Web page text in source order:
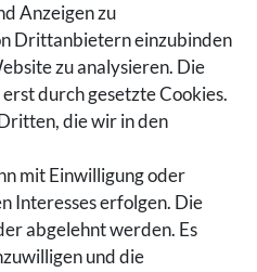
Anzeigen zu
Drittanbietern einzubinden
zu analysieren. Die
durch gesetzte Cookies.
die wir in den
mit Einwilligung oder
Interesses erfolgen. Die
abgelehnt werden. Es
und die